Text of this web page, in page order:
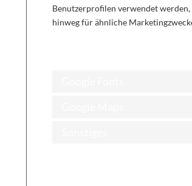
Benutzerprofilen verwendet
hinweg für ähnliche